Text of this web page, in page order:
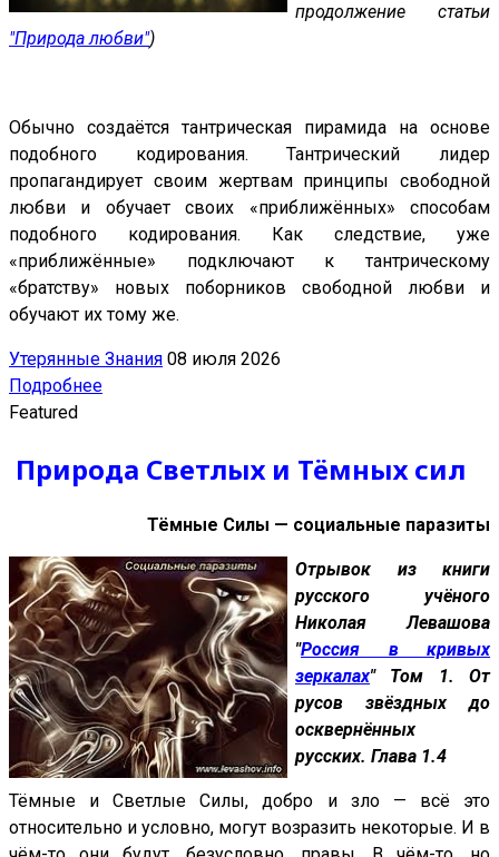
продолжение статьи
"Природа любви")
Обычно создаётся тантрическая пирамида на основе
подобного кодирования. Тантрический лидер
пропагандирует своим жертвам принципы свободной
любви и обучает своих «приближённых» способам
подобного кодирования. Как следствие, уже
«приближённые» подключают к тантрическому
«братству» новых поборников свободной любви и
обучают их тому же.
Утерянные Знания 08 июля 2026
Подробнее
Featured
Природа Светлых и Тёмных сил
Тёмные Силы — социальные паразиты
Отрывок из книги
русского учёного
Николая Левашова
"Россия в кривых
зеркалах" Том 1. От
русов звёздных до
осквернённых
русских. Глава 1.4
Тёмные и Светлые Силы, добро и зло — всё это
относительно и условно, могут возразить некоторые. И в